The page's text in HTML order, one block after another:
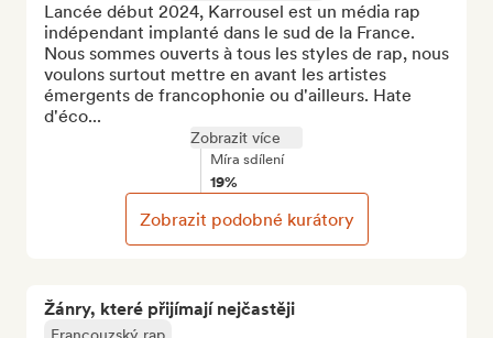
Žánry, které přijímají nejčastěji
Lancée début 2024, Karrousel est un média rap
indépendant implanté dans le sud de la France.
Nous sommes ouverts à tous les styles de rap, nous
voulons surtout mettre en avant les artistes
émergents de francophonie ou d'ailleurs. Hate
d'éco...
Zobrazit více
Míra sdílení
19%
Zobrazit podobné kurátory